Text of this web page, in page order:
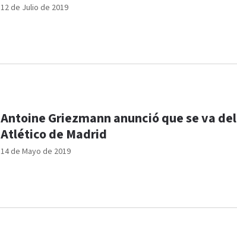
12 de Julio de 2019
14 de Mayo de 2019
Antoine Griezmann anunció que se va del
Atlético de Madrid